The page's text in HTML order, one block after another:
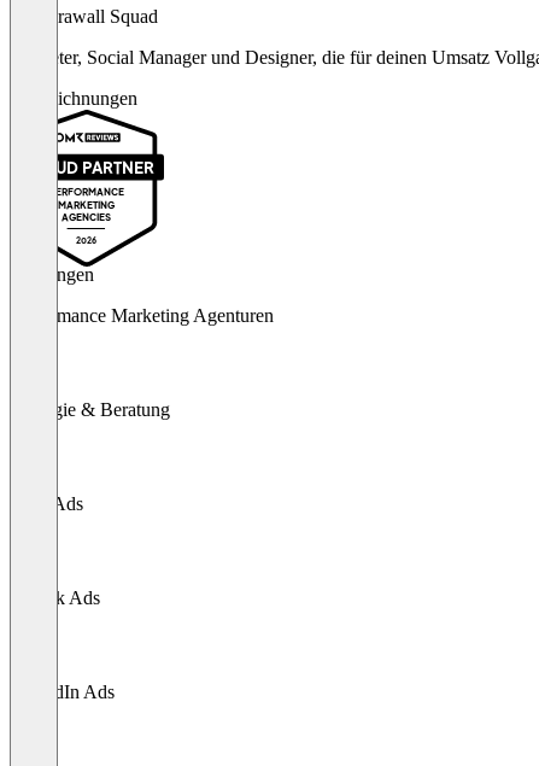
Der Krawall Squad
Marketer, Social Manager und Designer, die für deinen Umsatz
Auszeichnungen
PROUD PARTNER
PERFORMANCE
MARKETING
AGENCIES
2026
Leistungen
Performance Marketing Agenturen
Strategie & Beratung
Meta Ads
TikTok Ads
LinkedIn Ads